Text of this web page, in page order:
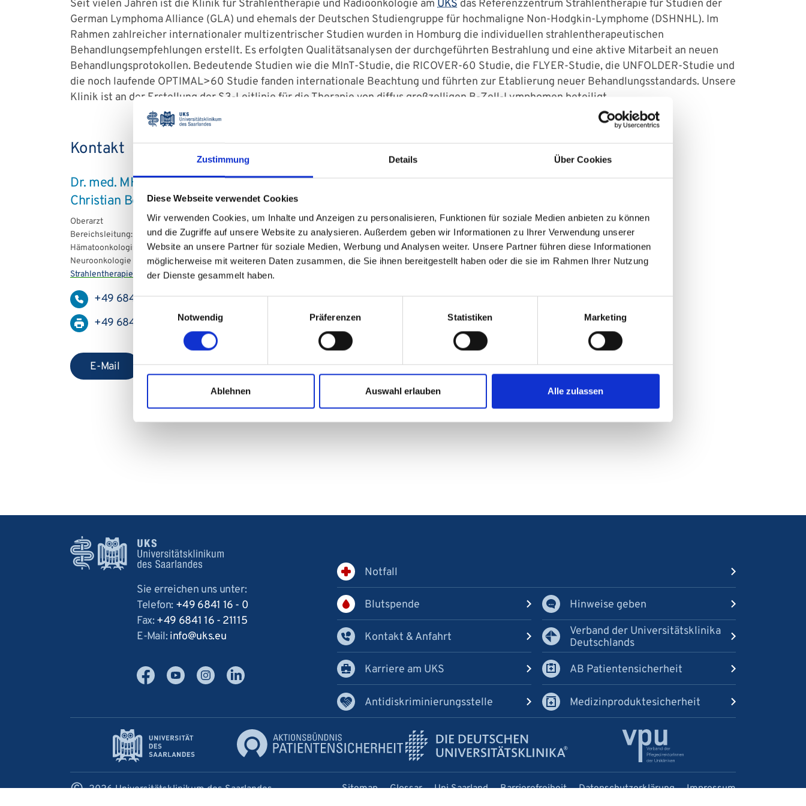
Zustimmung Details Über Cookies
Diese Webseite verwendet Cookies
Wir verwenden Cookies, um Inhalte und Anzeigen zu personalisieren, Funktionen für soziale Medien anbieten zu können
und die Zugriffe auf unsere Website zu analysieren. Außerdem geben wir Informationen zu Ihrer Verwendung unserer
Website an unsere Partner für soziale Medien, Werbung und Analysen weiter. Unsere Partner führen diese Informationen
möglicherweise mit weiteren Daten zusammen, die Sie ihnen bereitgestellt haben oder die sie im Rahmen Ihrer Nutzung
der Dienste gesammelt haben.
Einwilligungsauswahl
Notwendig
Präferenzen Statistiken Marketing
Ablehnen Auswahl erlauben Alle zulassen
Seit vielen Jahren ist die Klinik für Strahlentherapie und Radioonkologie am UKS das Referenzzentrum Strahlentherapie für Studien der
German Lymphoma Alliance (GLA) und ehemals der Deutschen Studiengruppe für hochmaligne Non-Hodgkin-Lymphome (DSHNHL). Im
Rahmen zahlreicher internationaler multizentrischer Studien wurden in Homburg die individuellen strahlentherapeutischen
Behandlungsempfehlungen erstellt. Es erfolgten Qualitätsanalysen der durchgeführten Bestrahlung und eine aktive Mitarbeit an neuen
Behandlungsprotokollen. Bedeutende Studien wie die MInT-Studie, die RICOVER-60 Studie, die FLYER-Studie, die UNFOLDER-Studie und
die noch laufende OPTIMAL>60 Studie fanden internationale Beachtung und führten zur Etablierung neuer Behandlungsstandards. Unsere
Klinik ist an der Erstellung der S3-Leitlinie für die Therapie von diffus großzelligen B-Zell-Lymphomen beteiligt.
Kontakt
Dr. med. MHBA
Christian Berdel
Oberarzt
Bereichsleitung:
Hämatoonkologische Systemerkrankungen &
Neuroonkologie
Strahlentherapie & Radioonkologie
+49 6841 16-24627
+49 6841 16-24819
E-Mail
Notfall
Blutspende
Kontakt & Anfahrt
Karriere am UKS
Antidiskriminierungsstelle
Hinweise geben
Verband der Universitätsklinika
Deutschlands
AB Patientensicherheit
Medizinproduktesicherheit
Sie erreichen uns unter:
Telefon: +49 6841 16 - 0
Fax:+49 6841 16 - 21115
E-Mail:info ukseu
Impressum
Datenschutzerklärung
Barrierefreiheit
Uni Saarland
Glossar
Sitemap
© 2026 Universitätsklinikum des Saarlandes